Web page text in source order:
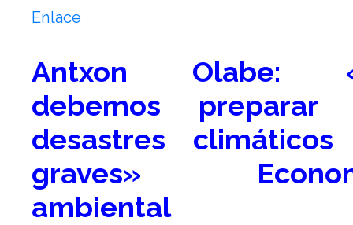
Enlace
Antxon Olabe:
debemos preparar
desastres climáticos
graves»
ambiental